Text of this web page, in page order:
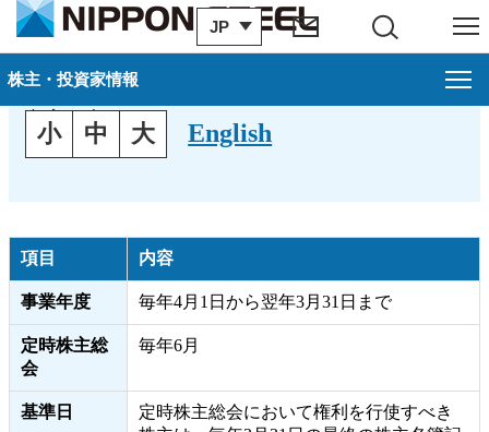
JP
サイト内検索 メニュー
株主・投資家情報
株主・投資家情報
財務・業績について
IR資料室
株式・債券情報
個人投資家の皆様へ
株式手続のご案内
文字の大きさ
小 中 大 English
項目 内容
事業年度 毎年4月1日から翌年3月31日まで
定時株主総
会
毎年6月
基準日
定時株主総会において権利を行使すべき